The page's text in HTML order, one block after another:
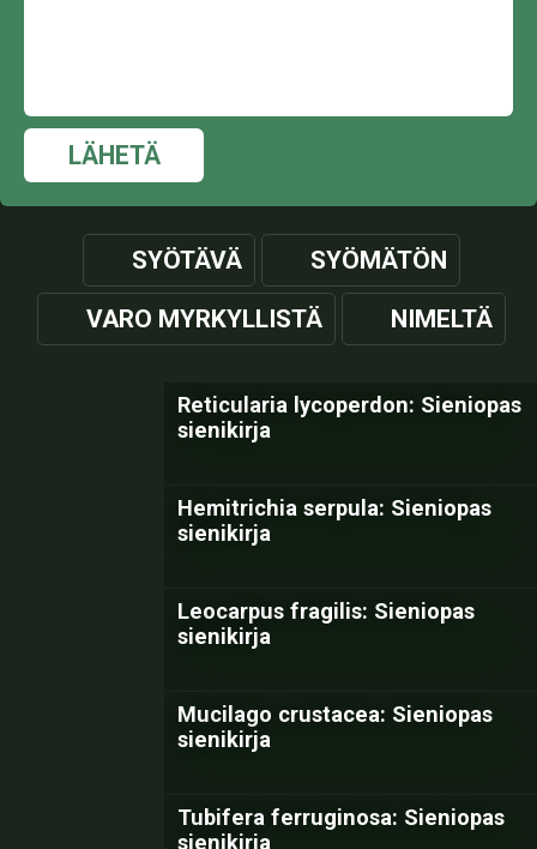
LÄHETÄ
SYÖTÄVÄ SYÖMÄTÖN
VARO MYRKYLLISTÄ NIMELTÄ
Reticularia lycoperdon: Sieniopas
sienikirja
Hemitrichia serpula: Sieniopas
sienikirja
Leocarpus fragilis: Sieniopas
sienikirja
Mucilago crustacea: Sieniopas
sienikirja
Tubifera ferruginosa: Sieniopas
sienikirja